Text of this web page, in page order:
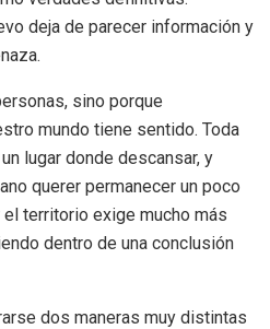
deja de parecer información y
sino porque
mundo tiene sentido. Toda
lugar donde descansar, y
querer permanecer un poco
territorio exige mucho más
dentro de una conclusión
dos maneras muy distintas